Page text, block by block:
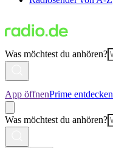
Was möchtest du anhören?
App öffnenPrime entdecken
Was möchtest du anhören?